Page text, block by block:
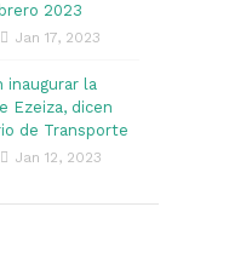
2023
Jan 17, 2023
inaugurar la
Ezeiza, dicen
de Transporte
Jan 12, 2023